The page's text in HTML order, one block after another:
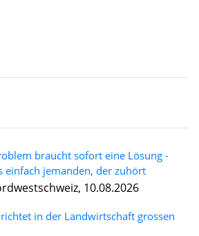
braucht sofort eine Lösung -
einfach jemanden, der zuhört
10.08.2026
in der Landwirtschaft grossen